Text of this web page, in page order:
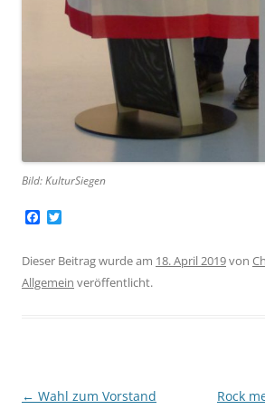
Bild: KulturSiegen
e
b
o
t
t
e
Dieser Beitrag wurde am 18. April 2019von
Allgemein veröffentlicht.
Beitragsnavigation
← Wahl zum Vorstand
Rock